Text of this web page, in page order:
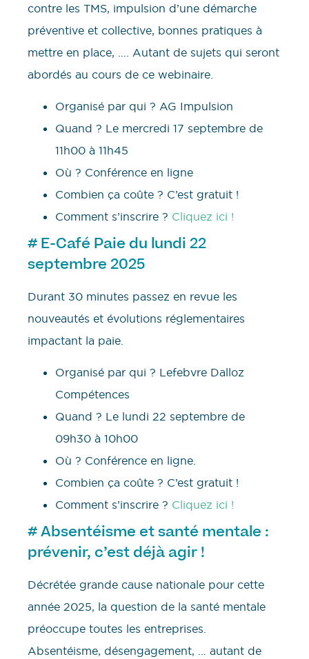
contre les TMS, impulsion d’une démarche
préventive et collective, bonnes pratiques à
mettre en place, …. Autant de sujets qui seront
abordés au cours de ce webinaire.
Organisé par qui ? AG Impulsion
Quand ? Le mercredi 17 septembre de
11h00 à 11h45
Où ? Conférence en ligne
Combien ça coûte ? C’est gratuit !
Comment s’inscrire ? Cliquez ici !
# E-Café Paie du lundi 22
septembre 2025
Durant 30 minutes passez en revue les
nouveautés et évolutions réglementaires
impactant la paie.
Organisé par qui ? Lefebvre Dalloz
Compétences
Quand ? Le lundi 22 septembre de
09h30 à 10h00
Où ? Conférence en ligne.
Combien ça coûte ? C’est gratuit !
Comment s’inscrire ? Cliquez ici !
# Absentéisme et santé mentale :
prévenir, c’est déjà agir !
Décrétée grande cause nationale pour cette
année 2025, la question de la santé mentale
préoccupe toutes les entreprises.
Absentéisme, désengagement, … autant de